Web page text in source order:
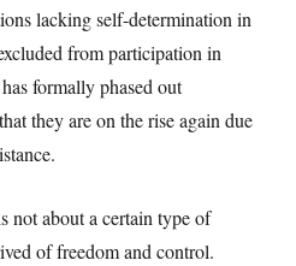
lacking self-determination in
from participation in
formally phased out
they are on the rise again due
not about a certain type of
of freedom and control.